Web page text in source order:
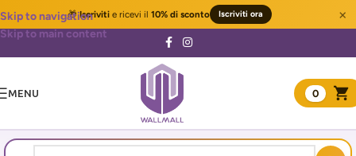
🎁Iscrivitie ricevi il 10% di sconto Iscriviti ora ×
Skip to navigation
Skip to main content
MENU 0